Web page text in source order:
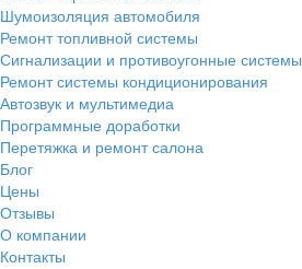
Шумоизоляция автомобиля
Ремонт топливной системы
Сигнализации и противоугонные системы
Ремонт системы кондиционирования
Автозвук и мультимедиа
Программные доработки
Перетяжка и ремонт салона
Блог
Цены
Отзывы
О компании
Контакты